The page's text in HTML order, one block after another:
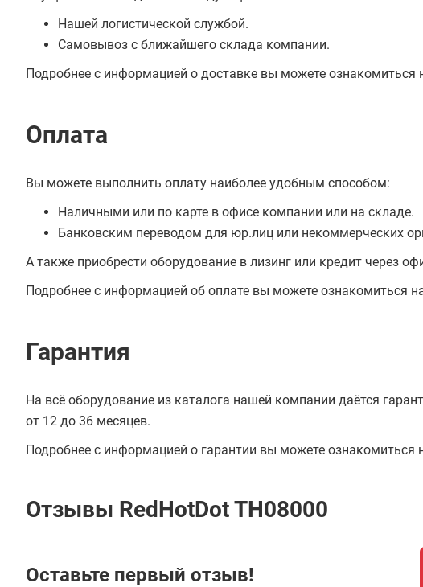
Нашей логистической службой.
Самовывоз с ближайшего склада компании.
Подробнее с информацией о доставке вы можете ознакомиться
Оплата
Вы можете выполнить оплату наиболее удобным способом:
Наличными или по карте в офисе компании или на складе.
Банковским переводом для юр.лиц или некоммерческих
А также приобрести оборудование в лизинг или кредит через
Подробнее с информацией об оплате вы можете ознакомиться
Гарантия
На всё оборудование из каталога нашей компании даётся
от 12 до 36 месяцев.
Подробнее с информацией о гарантии вы можете ознакомиться
Отзывы RedHotDot TH08000
Оставьте первый отзыв!